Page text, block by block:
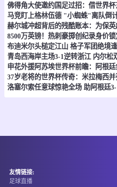
澳昆超 07-07
黄金海岸骑士 0 - 0
情报
澳亚U23 07-07
缅甸U20
佛得角大使邀约国足过招：借世界
马竞盯上格林伍德 "小蜘蛛"离队倒计
赫尔城冲超背后的残酷账本：为保
布迪米尔头槌定江山 格子军团绝境
青岛西海岸主场3-1逆转浙江 内尔松
洛塞尔索任意球惊艳全场 助阿根廷
友情链接:
足球直播